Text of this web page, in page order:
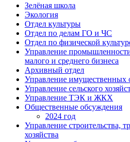
Зелёная школа
Экология
Отдел культуры
Отдел по делам ГО и ЧС
Отдел по физической
Управление
малого и среднего бизнеса
Архивный отдел
Управление имущественных
Управление сельского
Управление ТЭК и ЖКХ
Общественные обсуждения
2024 год
Управление строительства,
хозяйства